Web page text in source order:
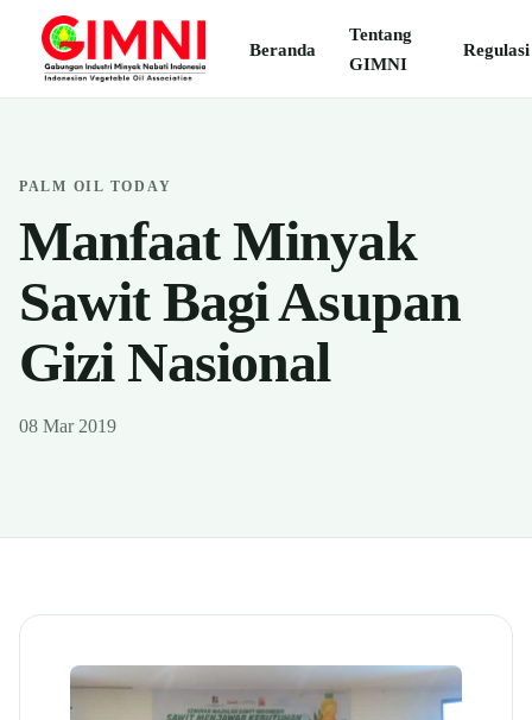
Beranda
Tentang
GIMNI
Regulasi
PALM OIL TODAY
Manfaat Minyak
Sawit Bagi Asupan
Gizi Nasional
08 Mar 2019